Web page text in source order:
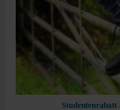
Studentenrabatt